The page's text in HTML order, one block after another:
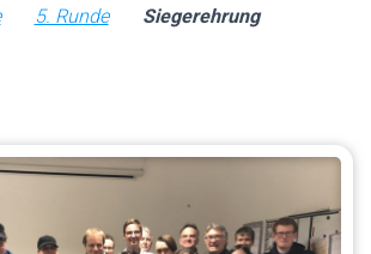
5. Runde Siegerehrung